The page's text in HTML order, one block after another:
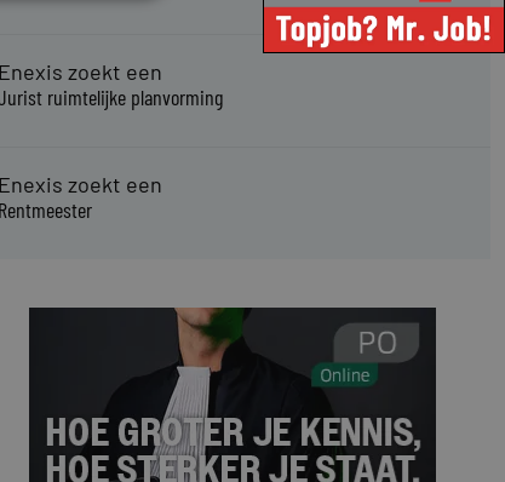
Enexis zoekt een
ruimtelijke planvorming
Enexis zoekt een
Rentmeester